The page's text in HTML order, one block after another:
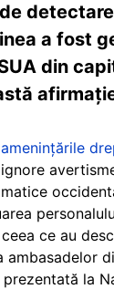
a fost
din
ce au
ambasadelor
la